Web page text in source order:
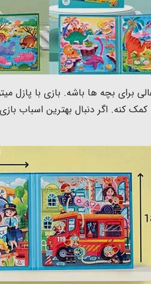
برای بچه ها باشه. بازی با پازل
اگر دنبال بهترین اسباب